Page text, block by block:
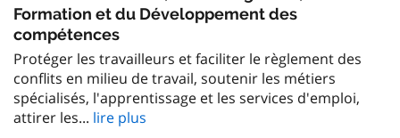
Formation et du Développement des
compétences
Protéger les travailleurs et faciliter le règlement des
conflits en milieu de travail, soutenir les métiers
spécialisés, l'apprentissage et les services d'emploi,
attirer les... lire plus